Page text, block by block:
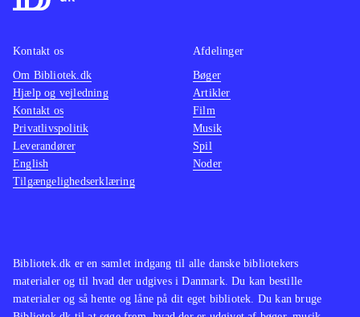
Bibliotek.dk er en samlet indgang til alle danske bibliotekers
materialer og til hvad der udgives i Danmark. Du kan bestille
materialer og så hente og låne på dit eget bibliotek. Du kan bruge
Kontakt os
Om Bibliotek.dk
Hjælp og vejledning
Kontakt os
Privatlivspolitik
Leverandører
English
Tilgængelighedserklæring
Afdelinger
Bøger
Artikler
Film
Musik
Spil
Noder